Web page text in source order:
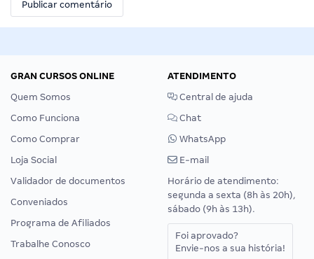
GRAN CURSOS ONLINE
Quem Somos
Como Funciona
Como Comprar
Loja Social
Validador de documentos
Conveniados
Programa de Afiliados
Trabalhe Conosco
ATENDIMENTO
Central de ajuda
Chat
WhatsApp
E-mail
Horário de atendimento:
segunda a sexta (8h às 20h),
sábado (9h às 13h).
Foi aprovado?
Envie-nos a sua história!